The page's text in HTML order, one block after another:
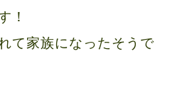
！
て家族になったそうで